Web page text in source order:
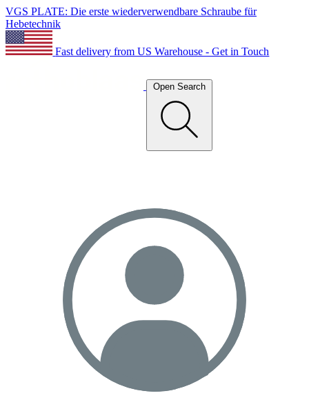
VGS PLATE: Die erste wiederverwendbare Schraube für
Hebetechnik
Fast delivery from US Warehouse - Get in Touch
Open Search